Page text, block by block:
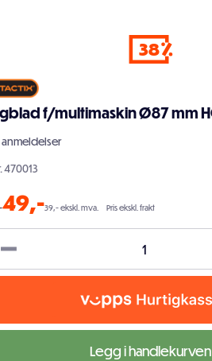
38
f/multimaskin Ø87 mm
anmeldelser
470013
49,-39,- ekskl. mva. Pris ekskl. frakt
Legg i handlekurven